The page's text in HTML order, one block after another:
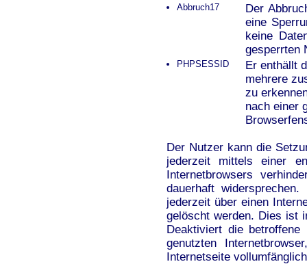
Abbruch17
Der
eine
keine
gesperrten
PHPSESSID
Er enthällt
mehrere
zu
nach einer
Der Nutzer kann die
jederzeit mittels einer
Internetbrowsers
dauerhaft
jederzeit über einen
gelöscht werden. Dies ist
Deaktiviert die
genutzten
Internetseite